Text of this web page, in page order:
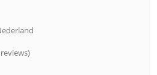
reviews)